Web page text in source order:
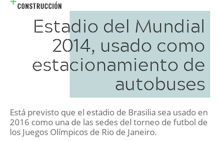
CONSTRUCCIÓN
Estadio del Mundial
2014, usado como
estacionamiento de
autobuses
Está previsto que el estadio de Brasilia sea usado en
2016 como una de las sedes del torneo de futbol de
los Juegos Olímpicos de Rio de Janeiro.